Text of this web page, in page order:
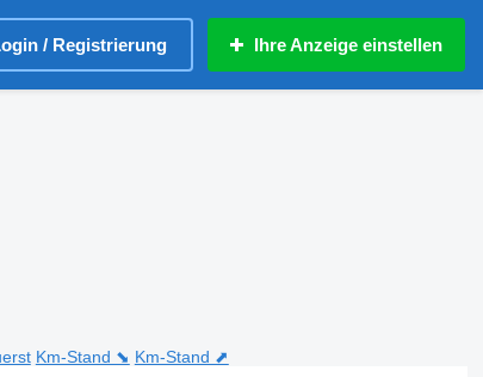
/ Registrierung Ihre Anzeige einstellen
Km-Stand ⬊ Km-Stand ⬈